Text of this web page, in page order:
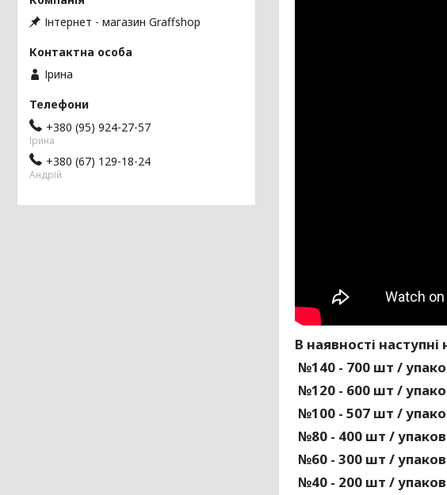
В наявності
№140 - 700 шт /
№120 - 600 шт /
№100 - 507 шт /
№80 - 400 шт /
№60 - 300 шт /
№40 - 200 шт /
Інтернет - магазин Graffshop
Ірина
+380 (95) 924-27-57
Ірина
+380 (67) 129-18-24
Андрій